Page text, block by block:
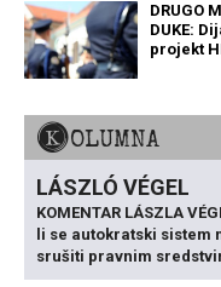
DRUGO
DUKE:
projekt
KOLUMNA
LÁSZLÓ VÉGEL
KOMENTAR LÁSZLA
li se autokratski sistem
srušiti pravnim